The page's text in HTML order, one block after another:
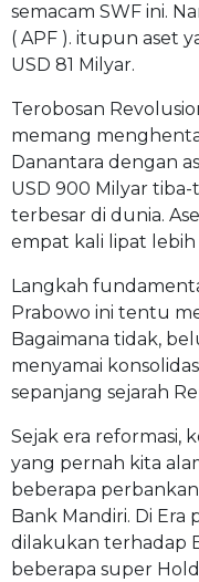
semacam SWF ini.
( APF ). itupun aset
USD 81 Milyar.
Terobosan
memang
Danantara dengan
USD 900 Milyar tiba-
terbesar di dunia.
empat kali lipat lebih
Langkah
Prabowo ini tentu
Bagaimana tidak,
menyamai
sepanjang sejarah
Sejak era reformasi,
yang pernah kita
beberapa
Bank Mandiri. Di Era
dilakukan terhadap
beberapa super